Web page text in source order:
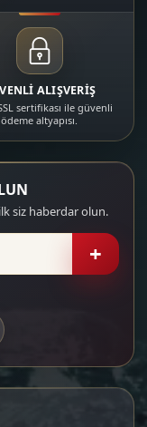
ALIŞVERİŞ
sertifikası ile güvenli
ödeme altyapısı.
siz haberdar olun.
+